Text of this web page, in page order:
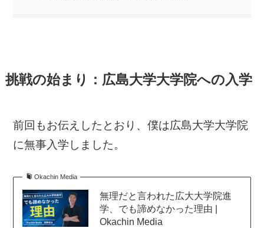
挑戦の始まり：広島大学大学院への入学
前回もお伝えしたとおり、僕は広島大学大学院
に無事入学しました。
Okachin Media
無理だと言われた広大大学院進
学、でも諦めなかった理由 |
Okachin Media